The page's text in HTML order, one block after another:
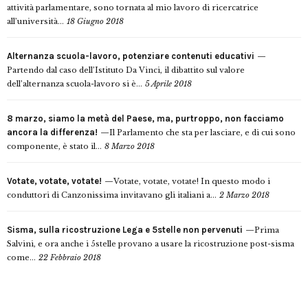
attività parlamentare, sono tornata al mio lavoro di ricercatrice
all’università... 18 Giugno 2018
Alternanza scuola-lavoro, potenziare contenuti educativi
Partendo dal caso dell’Istituto Da Vinci, il dibattito sul valore
dell’alternanza scuola-lavoro si è... 5 Aprile 2018
8 marzo, siamo la metà del Paese, ma, purtroppo, non facciamo
ancora la differenza!
Il Parlamento che sta per lasciare, e di cui sono
componente, è stato il... 8 Marzo 2018
Votate, votate, votate!
Votate, votate, votate! In questo modo i
conduttori di Canzonissima invitavano gli italiani a... 2 Marzo 2018
Sisma, sulla ricostruzione Lega e 5stelle non pervenuti
Prima
Salvini, e ora anche i 5stelle provano a usare la ricostruzione post-sisma
come... 22 Febbraio 2018